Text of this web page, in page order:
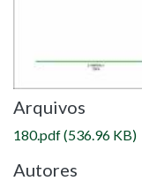
Arquivos
180.pdf(536.96 KB)
Autores